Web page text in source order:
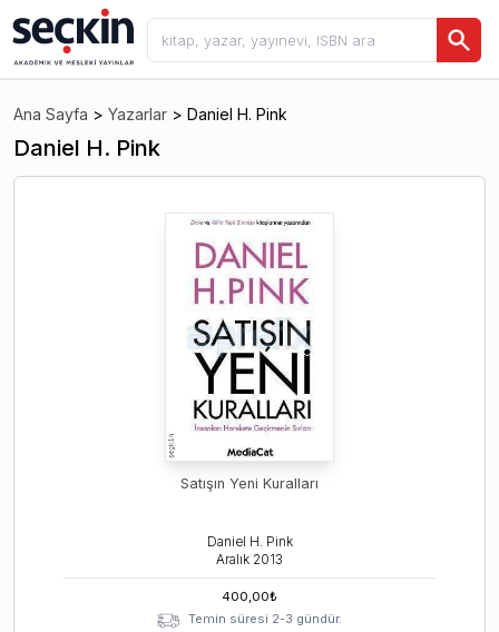
Ana Sayfa > Yazarlar > Daniel H. Pink
Daniel H. Pink
Satışın Yeni Kuralları
Daniel H. Pink
Aralık 2013
400,00₺
Temin süresi 2-3 gündür.